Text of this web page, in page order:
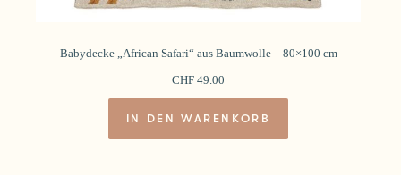
Babydecke „African Safari“ aus Baumwolle – 80×100 cm
CHF 49.00
IN DEN WARENKORB